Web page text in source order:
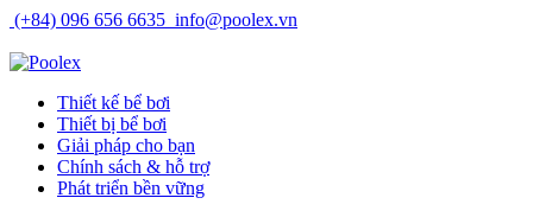
Skip
content
(+84) 096 656 6635 info@poolex.vn
Thiết kế bể bơi
Thiết bị bể bơi
Giải pháp cho bạn
Chính sách & hỗ trợ
Phát triển bền vững